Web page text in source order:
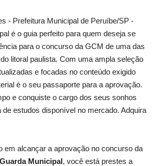
- Prefeitura Municipal de Peruíbe/SP -
é o guia perfeito para quem deseja se
para o concurso da GCM de uma das
litoral paulista. Com uma ampla seleção
e focadas no conteúdo exigido
é o seu passaporte para a aprovação.
e conquiste o cargo dos seus sonhos
estudos disponível no mercado. Adquira
em alcançar a aprovação no concurso da
Municipal, você está prestes a